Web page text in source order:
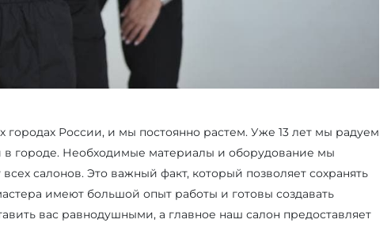
городах России, и мы постоянно растем. Уже 13 лет мы радуем
городе. Необходимые материалы и оборудование мы
салонов. Это важный факт, который позволяет сохранять
имеют большой опыт работы и готовы создавать
вас равнодушными, а главное наш салон предоставляет